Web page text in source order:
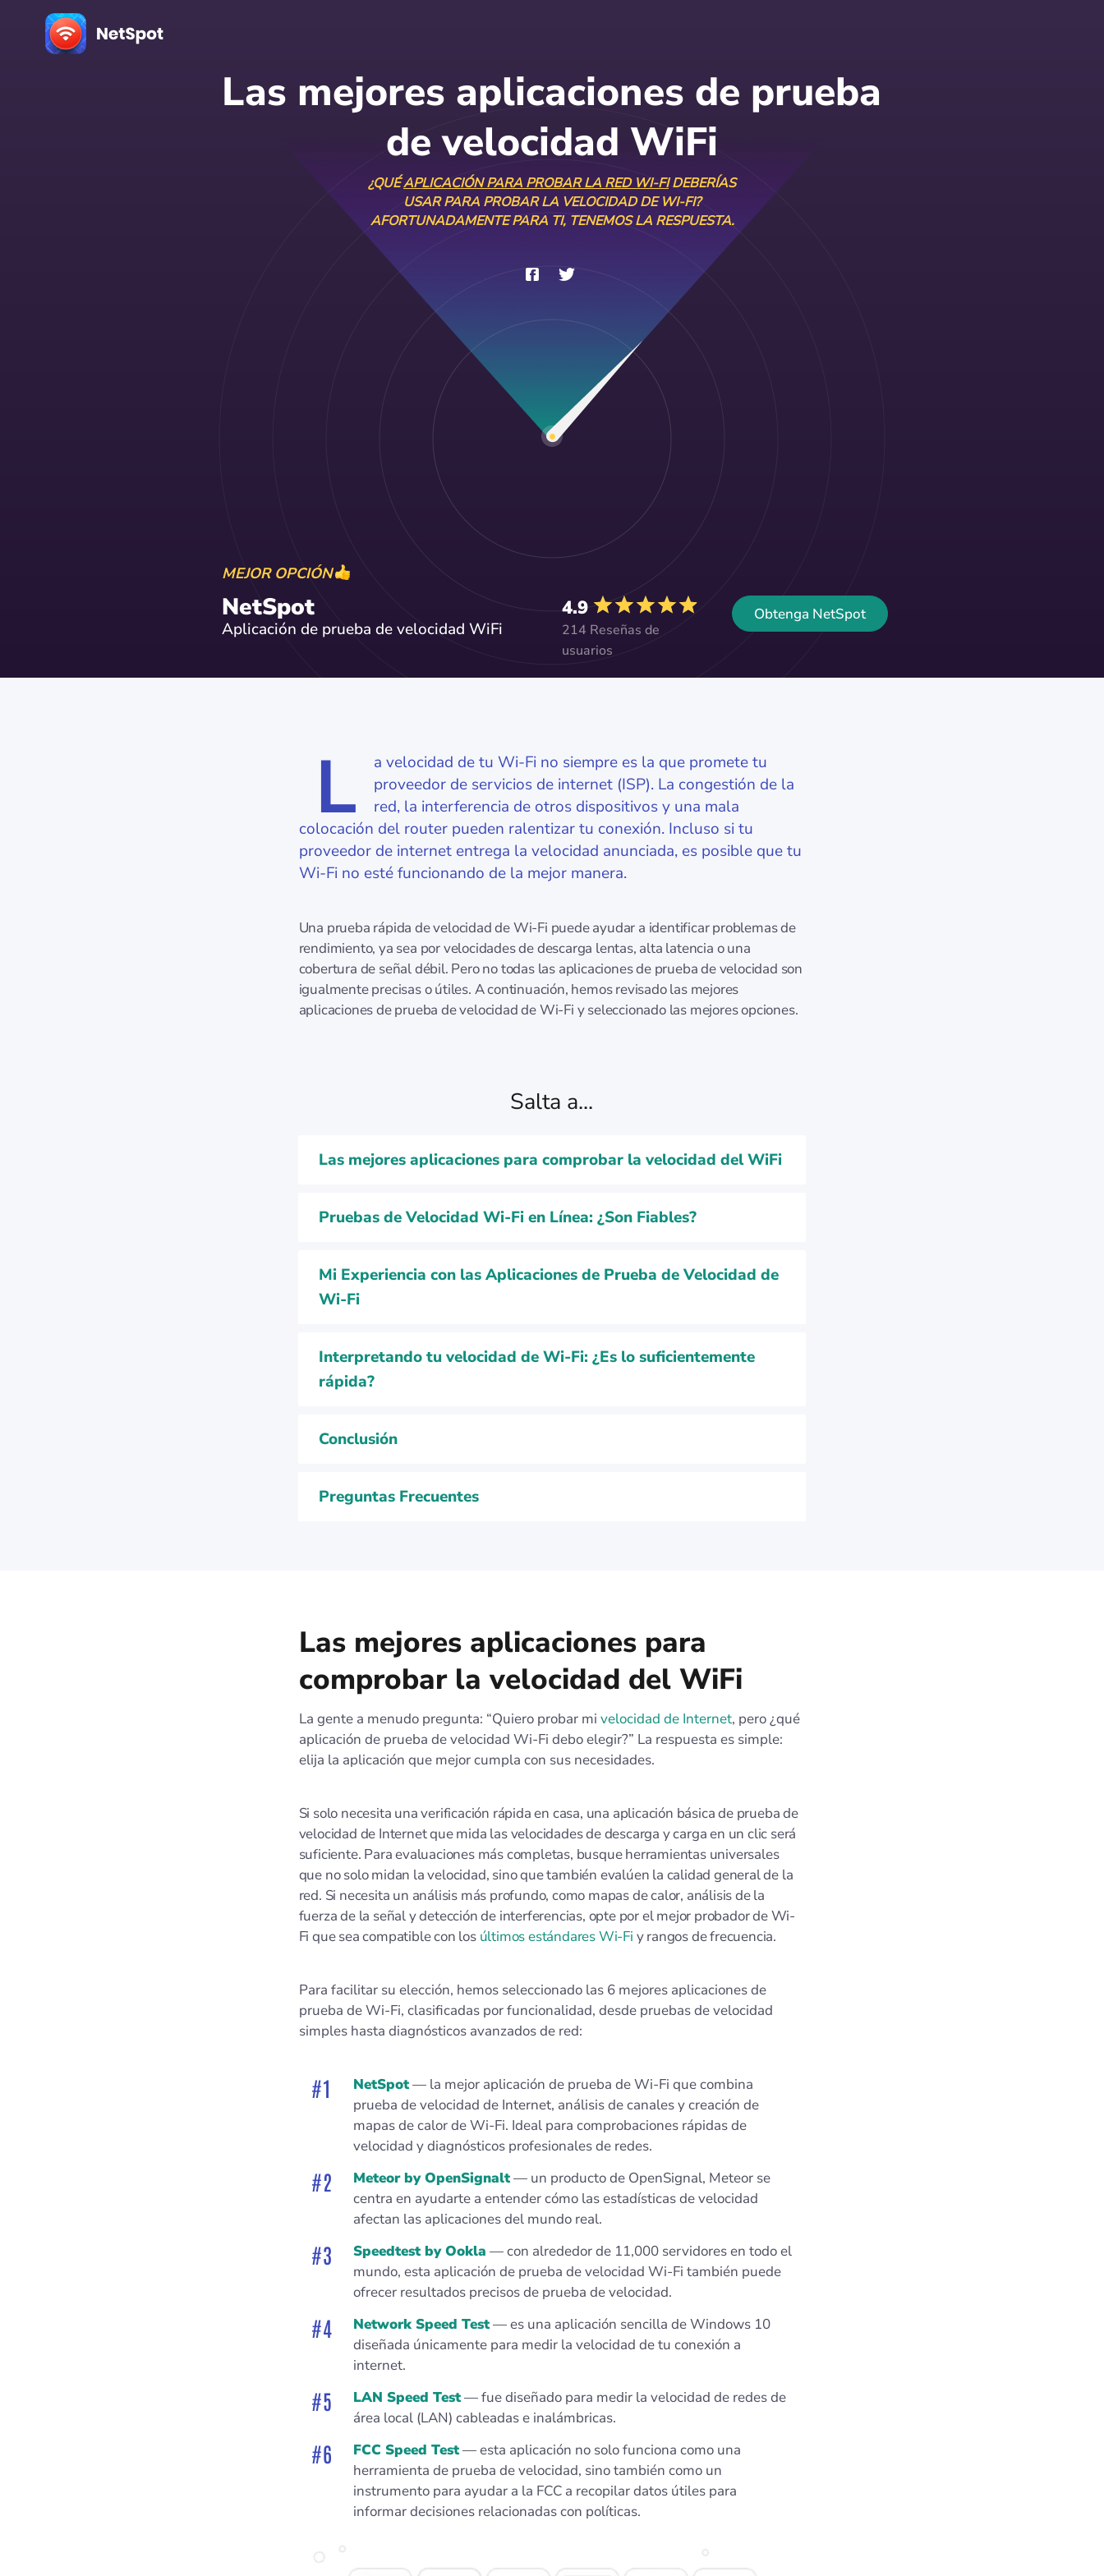
Las mejores aplicaciones de prueba
de velocidad WiFi
¿QUÉAPLICACIÓN PARA PROBAR LA RED WI-FIDEBERÍAS
USAR PARA PROBAR LA VELOCIDAD DE WI-FI?
AFORTUNADAMENTE PARA TI, TENEMOS LA RESPUESTA.
MEJOR OPCIÓN
NetSpot
Aplicación de prueba de velocidad WiFi
4.9
214 Reseñas de
usuarios
Obtenga NetSpot
L
a velocidad de tu Wi-Fi no siempre es la que promete tu
proveedor de servicios de internet (ISP). La congestión de la
red, la interferencia de otros dispositivos y una mala
colocación del router pueden ralentizar tu conexión. Incluso si tu
proveedor de internet entrega la velocidad anunciada, es posible que tu
Wi-Fi no esté funcionando de la mejor manera.
Una prueba rápida de velocidad de Wi-Fi puede ayudar a identificar problemas de
rendimiento, ya sea por velocidades de descarga lentas, alta latencia o una
cobertura de señal débil. Pero no todas las aplicaciones de prueba de velocidad son
igualmente precisas o útiles. A continuación, hemos revisado las mejores
aplicaciones de prueba de velocidad de Wi-Fi y seleccionado las mejores opciones.
Salta a...
Las mejores aplicaciones para comprobar la velocidad del WiFi
Pruebas de Velocidad Wi-Fi en Línea: ¿Son Fiables?
Mi Experiencia con las Aplicaciones de Prueba de Velocidad de
Wi-Fi
Interpretando tu velocidad de Wi-Fi: ¿Es lo suficientemente
rápida?
Conclusión
Preguntas Frecuentes
Las mejores aplicaciones para
comprobar la velocidad del WiFi
La gente a menudo pregunta: “Quiero probar mi velocidad de Internet, pero ¿qué
aplicación de prueba de velocidad Wi-Fi debo elegir?” La respuesta es simple:
elija la aplicación que mejor cumpla con sus necesidades.
Si solo necesita una verificación rápida en casa, una aplicación básica de prueba de
velocidad de Internet que mida las velocidades de descarga y carga en un clic será
suficiente. Para evaluaciones más completas, busque herramientas universales
que no solo midan la velocidad, sino que también evalúen la calidad general de la
red. Si necesita un análisis más profundo, como mapas de calor, análisis de la
fuerza de la señal y detección de interferencias, opte por el mejor probador de Wi-
Fi que sea compatible con los últimos estándares Wi-Fi y rangos de frecuencia.
Para facilitar su elección, hemos seleccionado las 6 mejores aplicaciones de
prueba de Wi-Fi, clasificadas por funcionalidad, desde pruebas de velocidad
simples hasta diagnósticos avanzados de red:
NetSpot— la mejor aplicación de prueba de Wi-Fi que combina
prueba de velocidad de Internet, análisis de canales y creación de
mapas de calor de Wi-Fi. Ideal para comprobaciones rápidas de
velocidad y diagnósticos profesionales de redes.
Meteor by OpenSignalt— un producto de OpenSignal, Meteor se
centra en ayudarte a entender cómo las estadísticas de velocidad
afectan las aplicaciones del mundo real.
Speedtest by Ookla — con alrededor de 11,000 servidores en todo el
mundo, esta aplicación de prueba de velocidad Wi-Fi también puede
ofrecer resultados precisos de prueba de velocidad.
Network Speed Test— es una aplicación sencilla de Windows 10
diseñada únicamente para medir la velocidad de tu conexión a
internet.
LAN Speed Test— fue diseñado para medir la velocidad de redes de
área local (LAN) cableadas e inalámbricas.
FCC Speed Test— esta aplicación no solo funciona como una
herramienta de prueba de velocidad, sino también como un
instrumento para ayudar a la FCC a recopilar datos útiles para
informar decisiones relacionadas con políticas.